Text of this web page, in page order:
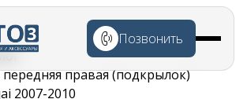
Позвонить
правая (подкрылок)
2007-2010